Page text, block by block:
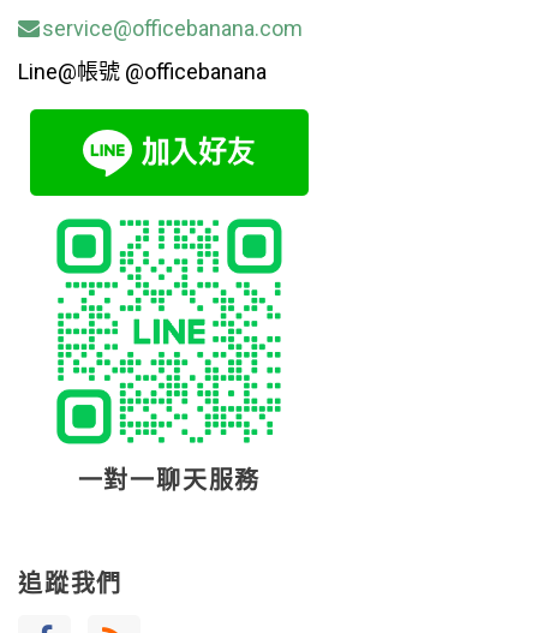
service@officebanana.com
Line@帳號 @officebanana
一對一聊天服務
追蹤我們